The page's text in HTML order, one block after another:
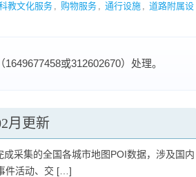
教文化服务 , 购物服务 , 通行设施 , 道路附属设
或312602670）处理。
月更新
采集的全国各城市地图POI数据，涉及国内
件活动、交 […]